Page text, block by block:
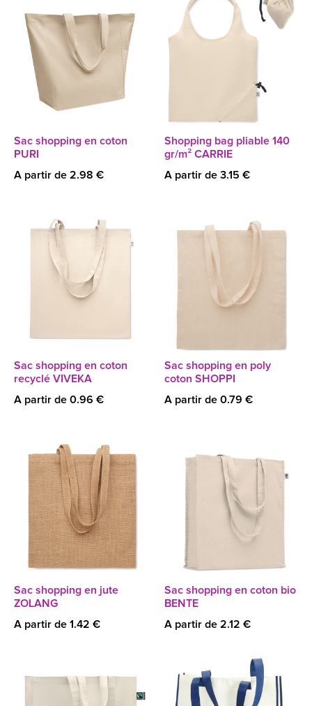
Sac shopping en coton
PURI
A partir de 2.98 €
Shopping bag pliable 140
gr/m² CARRIE
A partir de 3.15 €
Sac shopping en coton
recyclé VIVEKA
A partir de 0.96 €
Sac shopping en poly
coton SHOPPI
A partir de 0.79 €
Sac shopping en jute
ZOLANG
A partir de 1.42 €
Sac shopping en coton bio
BENTE
A partir de 2.12 €